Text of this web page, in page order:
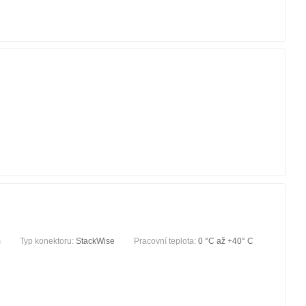
Typ konektoru: StackWise Pracovní teplota: 0 °C až +40° C